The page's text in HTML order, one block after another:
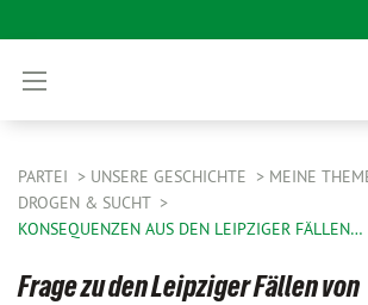
PARTEI UNSERE GESCHICHTE
MEINE
DROGEN & SUCHT
KONSEQUENZEN AUS DEN LEIPZIGER FÄLLEN…
Frage zu den Leipziger Fällen von